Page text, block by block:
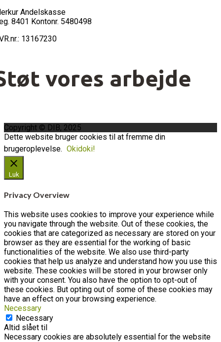
Andelskasse
8401 Kontonr. 5480498
13167230
vores arbejde
Copyright © DIB, 2025
Dette website bruger cookies til at fremme din
brugeroplevelse. Okidoki!
Luk
Privacy Overview
This website uses cookies to improve your experience while
you navigate through the website. Out of these cookies, the
cookies that are categorized as necessary are stored on your
browser as they are essential for the working of basic
functionalities of the website. We also use third-party
cookies that help us analyze and understand how you use this
website. These cookies will be stored in your browser only
with your consent. You also have the option to opt-out of
these cookies. But opting out of some of these cookies may
have an effect on your browsing experience.
Necessary
Necessary
Altid slået til
Necessary cookies are absolutely essential for the website